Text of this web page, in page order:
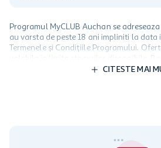
Programul MyCLUB Auchan se
au varsta de peste 18 ani impliniti la data
Termenele și Condițiile Programului.
limita a 12 unitati / card client o singura
intretineri sau reparatii tehnice la
CITESTE MAI